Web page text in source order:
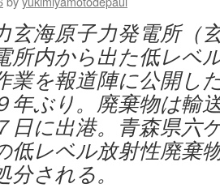
玄海原子力発電所（
所内から出た低レベ
業を報道陣に公開し
年ぶり。廃棄物は輸
日に出港。青森県六
低レベル放射性廃棄
分される。